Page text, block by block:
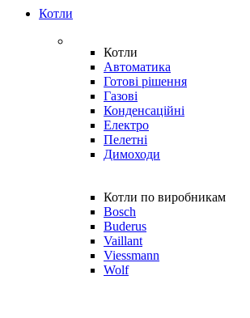
Котли
Котли
Автоматика
Готові рішення
Газові
Конденсаційні
Електро
Пелетні
Димоходи
Котли по виробникам
Bosch
Buderus
Vaillant
Viessmann
Wolf